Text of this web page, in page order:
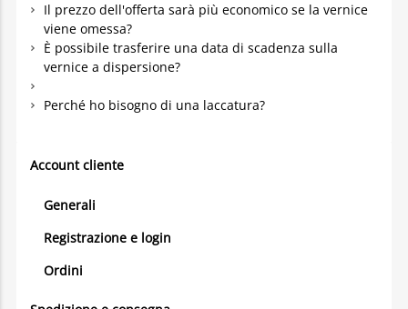
Account cliente
Generali
Registrazione e login
Ordini
Il prezzo dell'offerta sarà più economico se la vernice
viene omessa?
È possibile trasferire una data di scadenza sulla
vernice a dispersione?
Perché ho bisogno di una laccatura?